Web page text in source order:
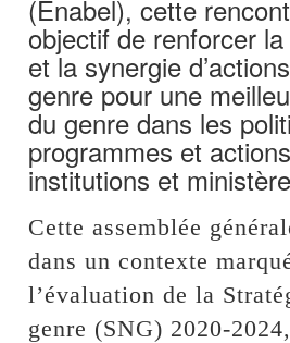
(Enabel), cette
objectif de renforcer
et la synergie
genre pour une
du genre dans les
programmes et
institutions et
Cette assemblée
dans un contexte
l’évaluation de la
genre (SNG) 2020-